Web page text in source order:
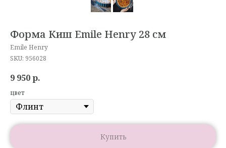
Форма Киш Emile Henry 28 см
Emile Henry
SKU: 956028
9 950р.
цвет
Купить